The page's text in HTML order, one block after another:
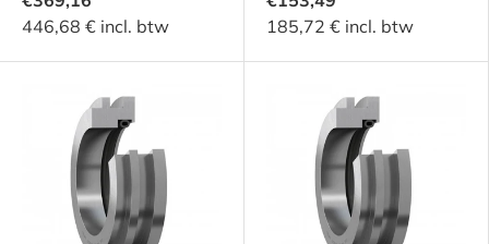
446,68 € incl. btw
185,72 € incl. btw